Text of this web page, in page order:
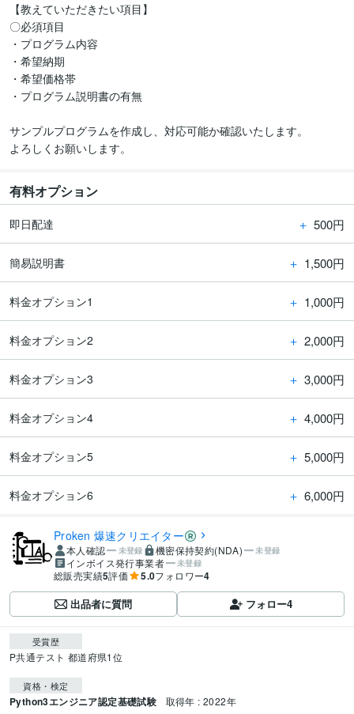
【教えていただきたい項目】
〇必須項目
・プログラム内容
・希望納期
・希望価格帯
・プログラム説明書の有無
サンプルプログラムを作成し、対応可能か確認いたします。
よろしくお願いします。
有料オプション
即日配達 ＋ 500円
簡易説明書 ＋ 1,500円
料金オプション1 ＋ 1,000円
料金オプション2 ＋ 2,000円
料金オプション3 ＋ 3,000円
料金オプション4 ＋ 4,000円
料金オプション5 ＋ 5,000円
料金オプション6 ＋ 6,000円
Proken 爆速クリエイター
本人確認 未登録 機密保持契約(NDA) 未登録
インボイス発行事業者 未登録
総販売実績5評価 5.0フォロワー4
出品者に質問 フォロー4
受賞歴
P共通テスト 都道府県1位
資格・検定
Python3エンジニア認定基礎試験 取得年 : 2022年